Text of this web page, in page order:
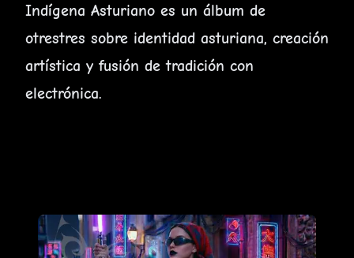
Indígena Asturiano es un álbum de
otrestres sobre identidad asturiana, creación
artística y fusión de tradición con
electrónica.